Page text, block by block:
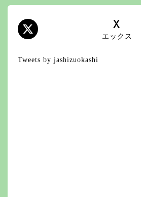
X
エックス
Tweets by jashizuokashi